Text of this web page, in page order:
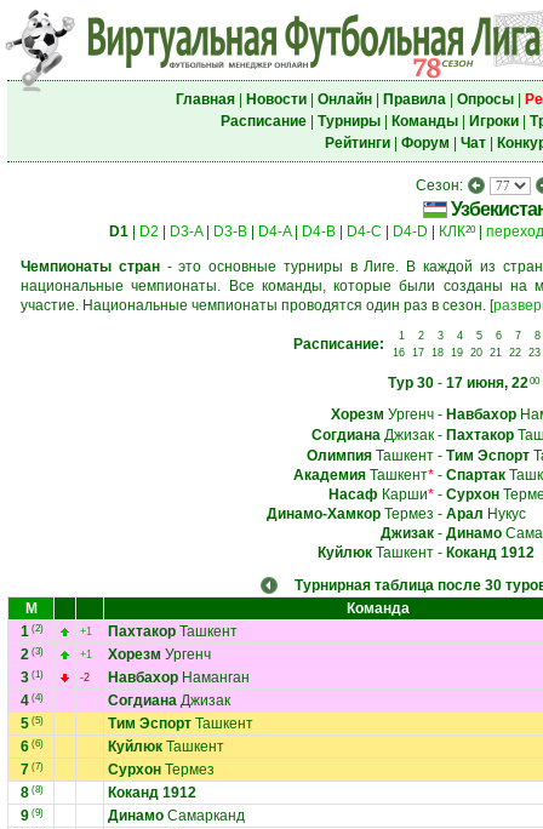
Главная| Новости| Онлайн| Правила| Опросы|
Расписание| Турниры| Команды| Игроки|
Рейтинги| Форум Чат|
Сезон:
D1| D2 D3-A| D3-B| D4-A| D4-B| D4-C D4-D КЛК20|
Чемпионаты стран- это основные турниры в Лиге. В каждой из
национальные чемпионаты. Все команды, которые были созданы на
участие. Национальные чемпионаты проводятся один раз в сезон. [
Расписание: 1 2 3 4 5 6 7
8
16
17 18 19 20 21 22 23
Тур 30- 17 июня, 2200
Хорезм Ургенч- Навбахор
СогдианаДжизак- Пахтакор
ОлимпияТашкент- Тим Эспорт
АкадемияТашкент*- Спартак
Насаф Карши*- Сурхон
Динамо-ХамкорТермез - Арал Нукус
Джизак- Динамо
КуйлюкТашкент- Коканд 1912
Турнирная таблица после 30
М
Команда
1 (2) +1 Пахтакор Ташкент
2 (3) +1 Хорезм Ургенч
3 (1) -2 Навбахор Наманган
4 (4) Согдиана Джизак
5 (5) Тим Эспорт Ташкент
6 (6) Куйлюк Ташкент
7 (7) Сурхон Термез
8 (8)
Коканд 1912
9 (9) Динамо Самарканд